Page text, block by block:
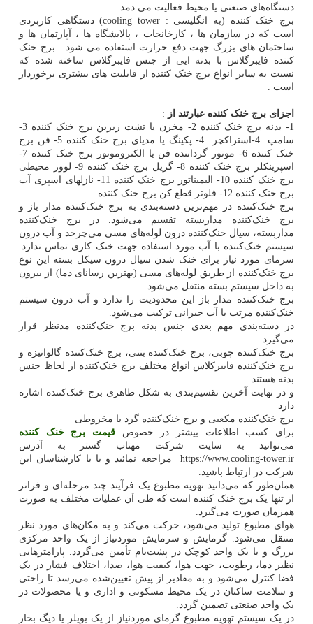
دستگاه‌های صنعتی یا محیط فعالیت می دمد.
برج خنک کننده (به انگلیسی : cooling tower) دستگاهی کاربردی
است که در سازمان ها ، کارخانجات ، پالایشگاه ها ، آپارتمان ها و
ساختمان های بزرگ جهت دفع حرارت استفاده می شود . برج خنک
کننده فایبرگلاس با بدنه ایی از جنس فایبرگلاس ساخته شده که
نسبت به سایر انواع برج خنک کننده از قابلیت های بیشتری برخوردار
است .
اجزای برج خنک کننده عبارتند از :
1- بدنه برج خنک کننده 2- مخزن یا تشت زیرین برج خنک کننده 3-
سامپ 4-استراکچر 4- پکینگ یا مدیای برج خنک کننده 5- فن برج
خنک کننده 6- موتور گرداننده فن یا الکتروموتور برج خنک کننده 7-
اسپرینکلر برج خنک کننده 8- گریل برج خنک کننده 9- لوور محیطی
برج خنک کننده 10- الیمیناتور برج خنک کننده 11- نازلهای اسپری آب
برج خنک کننده 12- فلوتر قطع کن برج خنک کننده
برج خنک‌کننده در مهم‌ترین دسته‌بندی به برج خنک‌کننده مدار باز و
برج خنک‌کننده مداربسته تقسیم می‌شود. در برج خنک‌کننده
مداربسته، سیال خنک‌کننده درون لوله‌های مسی می‌چرخد و آب درون
سیستم خنک‌کننده با آب مورد استفاده جهت خنک کاری تماس ندارد.
سرمای مورد نیاز برای خنک شدن سیال درون سیکل بسته این نوع
برج خنک‌کننده از طریق لوله‌های مسی (بهترین رسانای دما) از بیرون
به داخل سیستم بسته منتقل می‌شود.
برج خنک‌کننده مدار باز این محدودیت را ندارد و آب درون سیستم
خنک‌کننده مرتب با آب جبرانی ترکیب می‌شود.
در دسته‌بندی مهم بعدی جنس بدنه برج خنک‌کننده مدنظر قرار
می‌گیرد.
برج خنک‌کننده چوبی، برج خنک‌کننده بتنی، برج خنک‌کننده گالوانیزه و
برج خنک‌کننده فایبرکلاس انواع مختلف برج خنک‌کننده از لحاظ جنس
بدنه هستند.
و در نهایت آخرین تقسیم‌بندی به شکل ظاهری برج خنک‌کننده اشاره
دارد
برج خنک‌کننده مکعبی و برج خنک‌کننده گرد یا مخروطی
برای کسب اطلاعات بیشتر در خصوص قیمت برج خنک کننده
می‌توانید به سایت شرکت مهتاب گستر به آدرس
https://www.cooling-tower.ir مراجعه نمائید و یا با کارشناسان این
شرکت در ارتباط باشید.
همان‌طور که می‌دانید تهویه مطبوع یک فرآیند چند مرحله‌ای و فراتر
از تنها یک برج خنک کننده است که طی آن عملیات مختلف به صورت
همزمان صورت می‌گیرد.
هوای مطبوع تولید می‌شود، حرکت می‌کند و به مکان‌های مورد نظر
منتقل می‌شود. گرمایش و سرمایش موردنیاز از یک واحد مرکزی
بزرگ و یا یک واحد کوچک در پشت‌بام تأمین می‌گردد. پارامترهایی
نظیر دما، رطوبت، جهت هوا، کیفیت هوا، صدا، اختلاف فشار در یک
فضا کنترل می‌شود و به مقادیر از پیش تعیین‌شده می‌رسد تا راحتی
و سلامت ساکنان در یک محیط مسکونی و اداری و یا محصولات در
یک واحد صنعتی تضمین گردد.
در یک سیستم تهویه مطبوع گرمای موردنیاز از یک بویلر یا دیگ بخار